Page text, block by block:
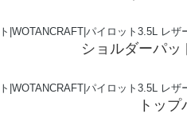
ショルダーパッ
トッ